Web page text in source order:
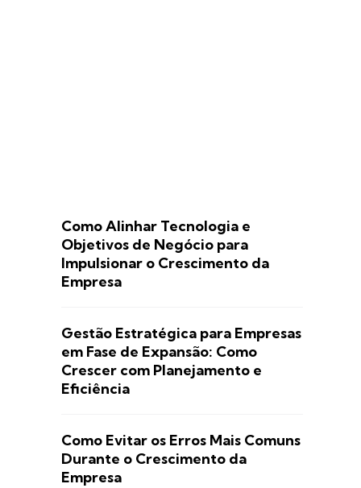
Como Alinhar Tecnologia e
Objetivos de Negócio para
Impulsionar o Crescimento da
Empresa
Gestão Estratégica para Empresas
em Fase de Expansão: Como
Crescer com Planejamento e
Eficiência
Como Evitar os Erros Mais Comuns
Durante o Crescimento da
Empresa